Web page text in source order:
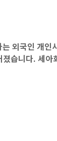
외국인 개
습니다. 세